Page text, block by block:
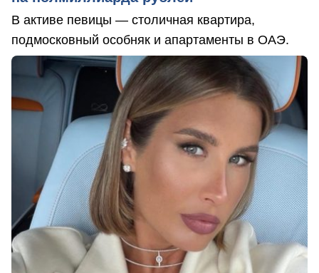
В активе певицы — столичная квартира,
подмосковный особняк и апартаменты в ОАЭ.